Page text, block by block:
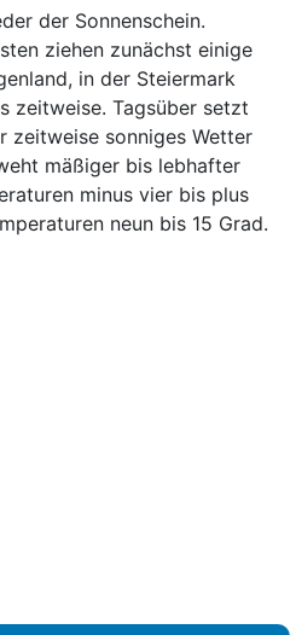
der Sonnenschein.
ziehen zunächst einige
in der Steiermark
zeitweise. Tagsüber setzt
zeitweise sonniges Wetter
mäßiger bis lebhafter
minus vier bis plus
neun bis 15 Grad.